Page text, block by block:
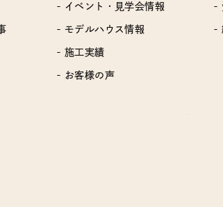
- イベント・見学会情報
- モデルハウス情報
- 施工実績
- お客様の声
-
-